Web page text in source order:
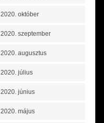
2020. október
2020. szeptember
2020. augusztus
2020. július
2020. június
2020. május